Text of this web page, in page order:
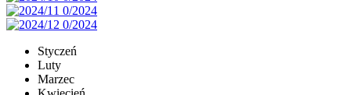
Styczeń
Luty
Marzec